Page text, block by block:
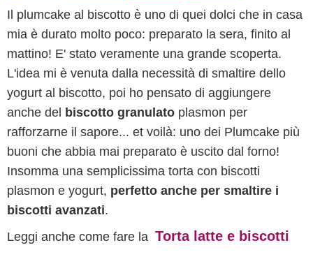
Il plumcake al biscotto è uno di quei dolci che in casa
mia è durato molto poco: preparato la sera, finito al
mattino! E' stato veramente una grande scoperta.
L'idea mi è venuta dalla necessità di smaltire dello
yogurt al biscotto, poi ho pensato di aggiungere
anche del biscotto granulato plasmon per
rafforzarne il sapore... et voilà: uno dei Plumcake più
buoni che abbia mai preparato è uscito dal forno!
Insomma una semplicissima torta con biscotti
plasmon e yogurt, perfetto anche per smaltire i
biscotti avanzati.
Leggi anche come fare la Torta latte e biscotti